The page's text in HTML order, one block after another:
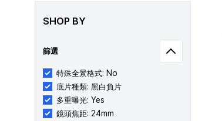
SHOP BY
篩選
特殊全景格式: No
底片種類: 黑白負片
多重曝光: Yes
鏡頭焦距: 24mm